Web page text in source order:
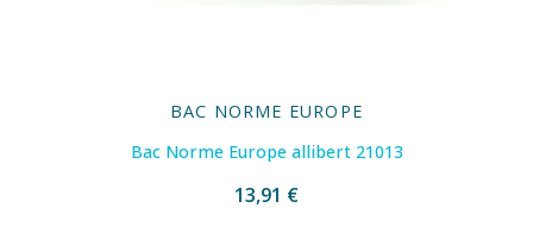
BAC NORME EUROPE
Bac Norme Europe allibert 21013
13,91 €